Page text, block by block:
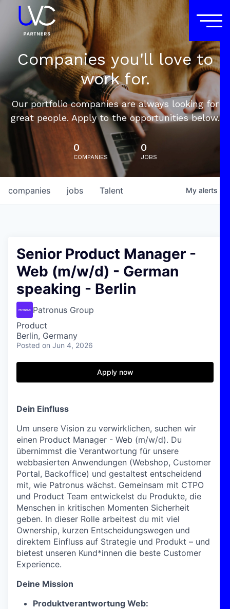
Companies you'll love to
work for.
Our portfolio companies are always looking for
great people. Apply to the opportunities below.
0
COMPANIES
0
JOBS
jobs
companies Talent My alerts
Senior Product Manager -
Web (m/w/d) - German
speaking - Berlin
Patronus Group
Product
Berlin, Germany
Posted on Jun 4, 2026
Apply now
Dein Einfluss
Um unsere Vision zu verwirklichen, suchen wir
einen Product Manager - Web (m/w/d). Du
übernimmst die Verantwortung für unsere
webbasierten Anwendungen (Webshop, Customer
Portal, Backoffice) und gestaltest entscheidend
mit, wie Patronus wächst. Gemeinsam mit CTPO
und Product Team entwickelst du Produkte, die
Menschen in kritischen Momenten Sicherheit
geben. In dieser Rolle arbeitest du mit viel
Ownership, kurzen Entscheidungswegen und
direktem Einfluss auf Strategie und Produkt – und
bietest unseren Kund*innen die beste Customer
Experience.
Deine Mission
Produktverantwortung Web: